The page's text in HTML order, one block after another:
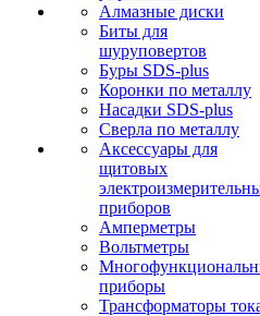
Алмазные диски
Биты для
шуруповертов
Буры SDS-plus
Коронки по металлу
Насадки SDS-plus
Сверла по металлу
Аксессуары для
щитовых
приборов
Амперметры
Вольтметры
приборы
Трансформаторы